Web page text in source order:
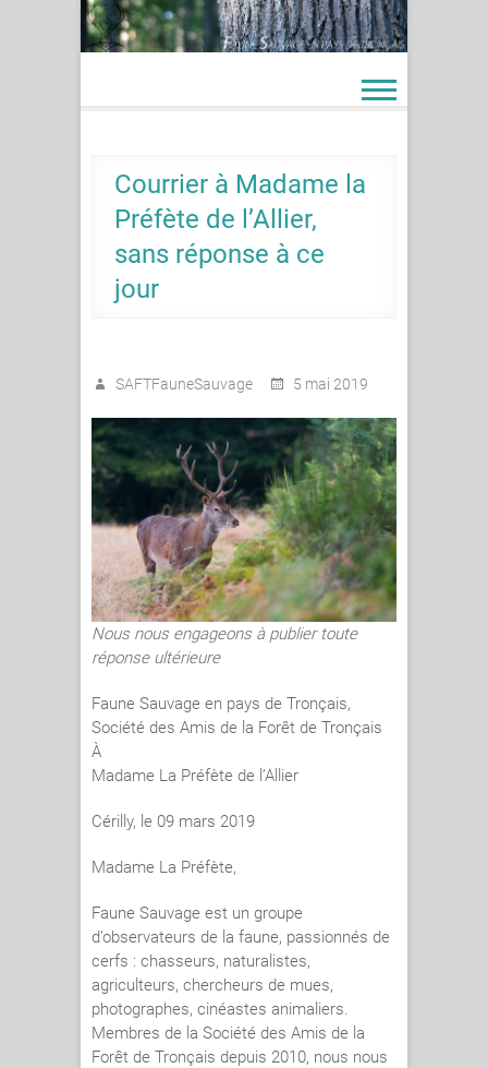
Skip
to
content
Courrier à Madame la
Préfète de l’Allier,
sans réponse à ce
jour
SAFTFauneSauvage 5 mai 2019
Nous nous engageons à publier toute
réponse ultérieure
Faune Sauvage en pays de Tronçais,
Société des Amis de la Forêt de Tronçais
À
Madame La Préfète de l’Allier
Cérilly, le 09 mars 2019
Madame La Préfète,
Faune Sauvage est un groupe
d’observateurs de la faune, passionnés de
cerfs : chasseurs, naturalistes,
agriculteurs, chercheurs de mues,
photographes, cinéastes animaliers.
Membres de la Société des Amis de la
Forêt de Tronçais depuis 2010, nous nous